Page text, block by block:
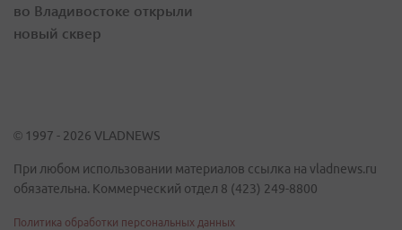
во Владивостоке открыли
новый сквер
© 1997 - 2026 VLADNEWS
При любом использовании материалов ссылка на vladnews.ru
обязательна. Коммерческий отдел 8 (423) 249-8800
Политика обработки персональных данных